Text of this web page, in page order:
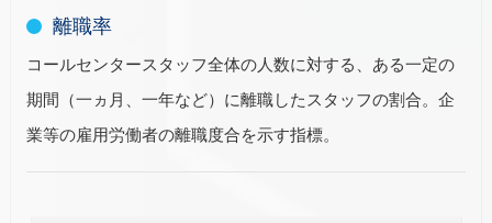
離職率
コールセンタースタッフ全体の人数に対する、ある一定の
期間（一ヵ月、一年など）に離職したスタッフの割合。企
業等の雇用労働者の離職度合を示す指標。